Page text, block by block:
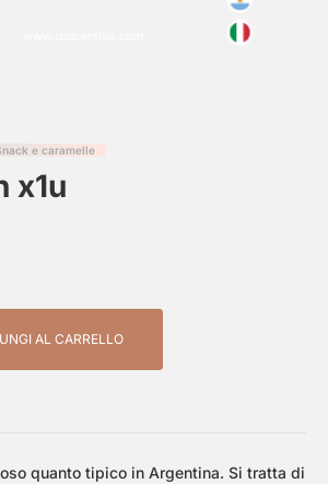
e caramelle
x1u
AL CARRELLO
quanto tipico in Argentina. Si tratta di